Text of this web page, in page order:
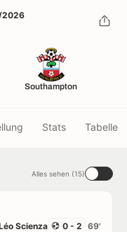
2026
Southampton
Stats Tabelle
Alles sehen (15)
69'
0 - 2
Scienza